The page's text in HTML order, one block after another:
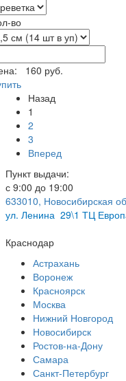
во
160 руб.
Назад
1
2
3
Вперед
Пункт выдачи:
с 9:00 до 19:00
633010, Новосибирская
ул. Ленина 29\1 ТЦ
Краснодар
Астрахань
Воронеж
Красноярск
Москва
Нижний Новгород
Новосибирск
Ростов-на-Дону
Самара
Санкт-Петербург